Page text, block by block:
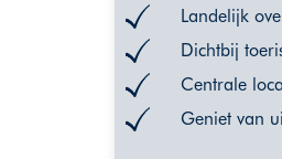
Landelijk
Dichtbij
Centrale
Geniet van